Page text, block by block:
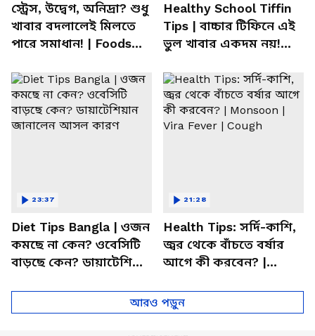
স্ট্রেস, উদ্বেগ, অনিদ্রা? শুধু
খাবার বদলালেই মিলতে
পারে সমাধান! | Foods
Healthy School Tiffin
Tips | বাচ্চার টিফিনে এই
ভুল খাবার একদম নয়!
Diet Tips Bangla | ওজন
কমছে না কেন? ওবেসিটি
বাড়ছে কেন? ডায়াটেশিয়ান
23:37
Health Tips: সর্দি-কাশি,
জ্বর থেকে বাঁচতে বর্ষার
আগে কী করবেন? |
Cough
21:28
আরও পড়ুন